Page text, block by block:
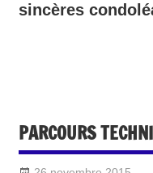
sincères
PARCOURS